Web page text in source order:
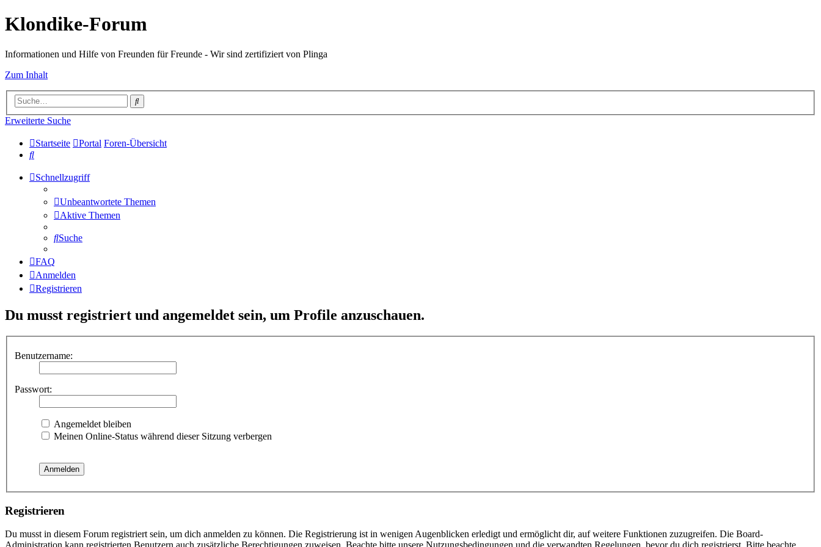
Klondike-Forum
Informationen und Hilfe von Freunden für Freunde - Wir sind zertifiziert von Plinga
Zum Inhalt
Suche
Erweiterte Suche
Startseite Portal Foren-Übersicht
Suche
Schnellzugriff
Unbeantwortete Themen
Aktive Themen
Suche
FAQ
Anmelden
Registrieren
Du musst registriert und angemeldet sein, um Profile anzuschauen.
Benutzername:
Passwort:
Angemeldet bleiben
Meinen Online-Status während dieser Sitzung verbergen
Registrieren
Du musst in diesem Forum registriert sein, um dich anmelden zu können. Die Registrierung ist in wenigen Augenblicken erledigt und ermöglicht dir, auf weitere Funktionen zuzugreifen. Die Board-